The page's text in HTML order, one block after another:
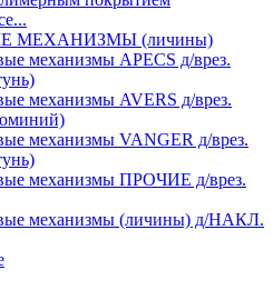
МЕХАНИЗМЫ (личины)
механизмы APECS д/врез.
механизмы AVERS д/врез.
механизмы VANGER д/врез.
механизмы ПРОЧИЕ д/врез.
механизмы (личины) д/НАКЛ.